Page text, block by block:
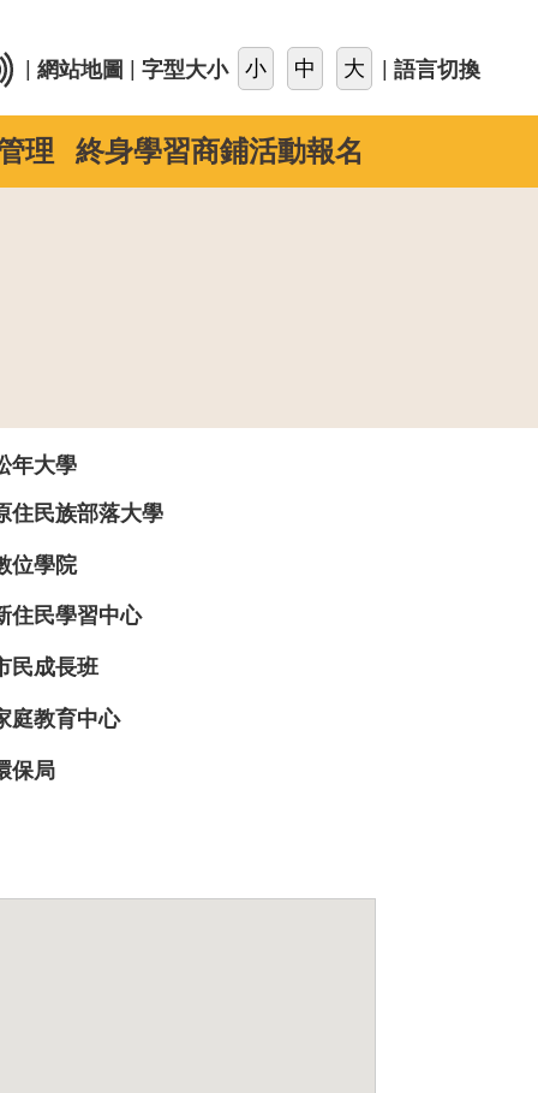
網站地圖 字型大小 語言切換
理 終身學習商鋪活動報名
年大學
住民族部落大學
位學院
住民學習中心
民成長班
庭教育中心
保局